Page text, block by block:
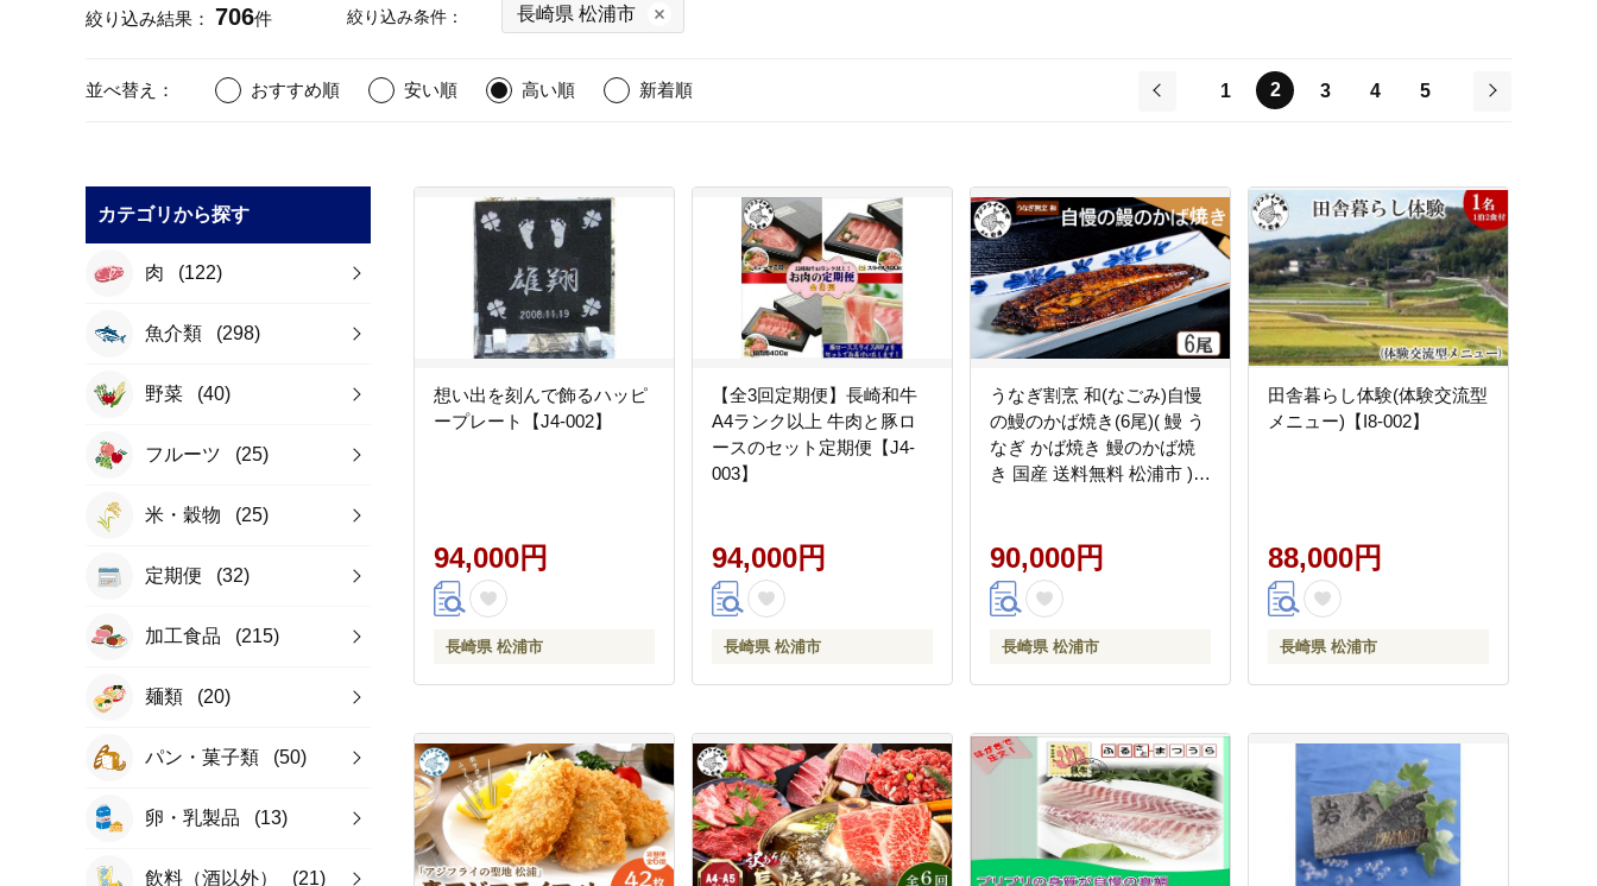
絞り込み結果： 706件 絞り込み条件： 長崎県 松浦市
並べ替え： おすすめ順 安い順 高い順
新着順
1 2 3 4
5
カテゴリから探す
肉 (122)
魚介類 (298)
野菜 (40)
フルーツ (25)
米・穀物 (25)
定期便 (32)
加工食品 (215)
麺類 (20)
パン・菓子類 (50)
卵・乳製品 (13)
飲料（酒以外） (21)
想い出を刻んで飾るハッピ
ープレート【J4-002】
94,000円
長崎県 松浦市
【全3回定期便】長崎和牛
A4ランク以上 牛肉と豚ロ
ースのセット定期便【J4-
003】
94,000円
長崎県 松浦市
うなぎ割烹 和(なごみ)自慢
の鰻のかば焼き(6尾)( 鰻 う
なぎ かば焼き 鰻のかば焼
き 国産 送料無料 松浦市 )
90,000円
長崎県 松浦市
田舎暮らし体験(体験交流型
メニュー)【I8-002】
88,000円
長崎県 松浦市